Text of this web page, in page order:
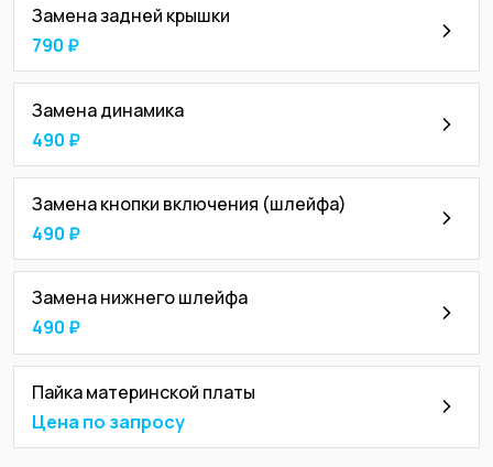
Замена задней крышки
790 ₽
Замена динамика
490 ₽
Замена кнопки включения (шлейфа)
490 ₽
Замена нижнего шлейфа
490 ₽
Пайка материнской платы
Цена по запросу